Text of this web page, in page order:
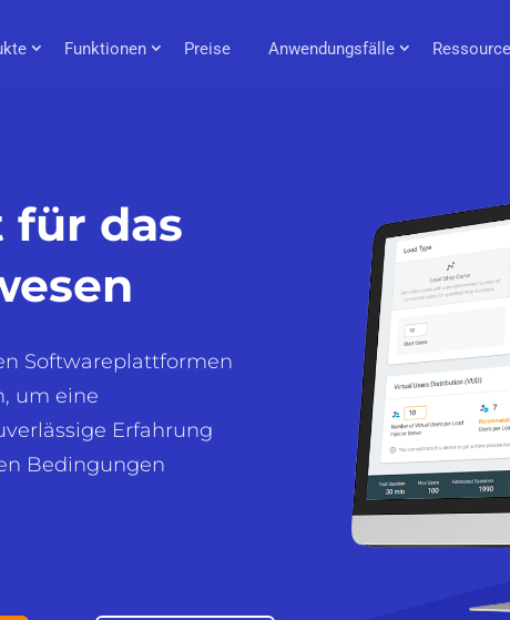
Funktionen Preise Anwendungsfälle
für das
Softwareplattformen
um eine
Erfahrung
Bedingungen